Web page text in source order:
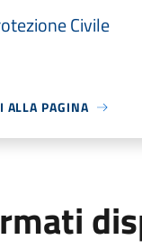
Civile
ALLA PAGINA